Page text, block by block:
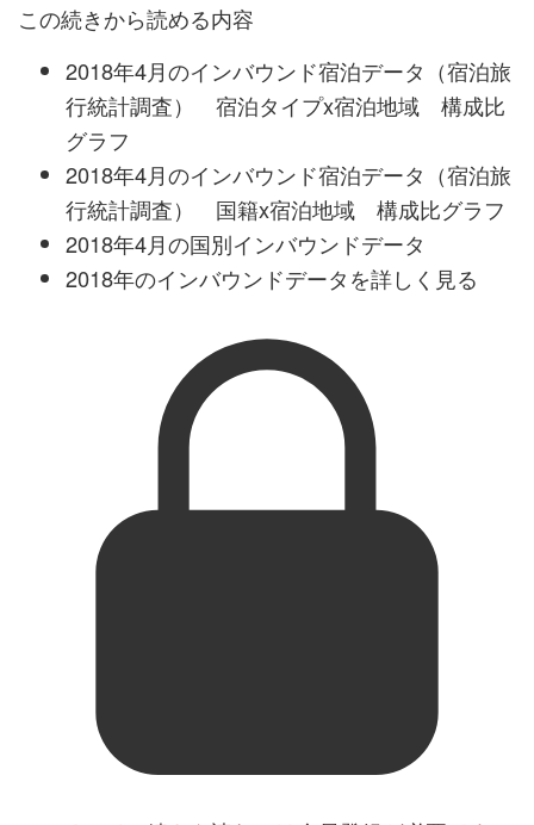
この続きから読める内容
2018年4月のインバウンド宿泊データ（宿泊旅
行統計調査） 宿泊タイプx宿泊地域 構成比
グラフ
2018年4月のインバウンド宿泊データ（宿泊旅
行統計調査） 国籍x宿泊地域 構成比グラフ
2018年4月の国別インバウンドデータ
2018年のインバウンドデータを詳しく見る